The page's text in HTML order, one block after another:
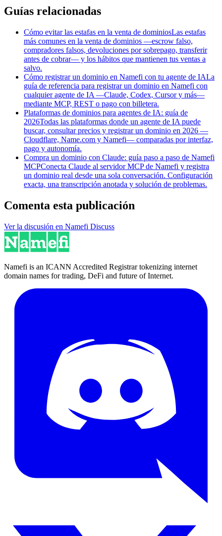
Guías relacionadas
Cómo evitar las estafas en la venta de dominiosLas estafas
más comunes en la venta de dominios —escrow falso,
compradores falsos, devoluciones por sobrepago, transferir
antes de cobrar— y los hábitos que mantienen tus ventas a
salvo.
Cómo registrar un dominio en Namefi con tu agente de IALa
guía de referencia para registrar un dominio en Namefi con
cualquier agente de IA —Claude, Codex, Cursor y más—
mediante MCP, REST o pago con billetera.
Plataformas de dominios para agentes de IA: guía de
2026Todas las plataformas donde un agente de IA puede
buscar, consultar precios y registrar un dominio en 2026 —
Cloudflare, Name.com y Namefi— comparadas por interfaz,
pago y autonomía.
Compra un dominio con Claude: guía paso a paso de Namefi
MCPConecta Claude al servidor MCP de Namefi y registra
un dominio real desde una sola conversación. Configuración
exacta, una transcripción anotada y solución de problemas.
Comenta esta publicación
Ver la discusión en Namefi Discuss
Namefi is an ICANN Accredited Registrar tokenizing internet
domain names for trading, DeFi and future of Internet.